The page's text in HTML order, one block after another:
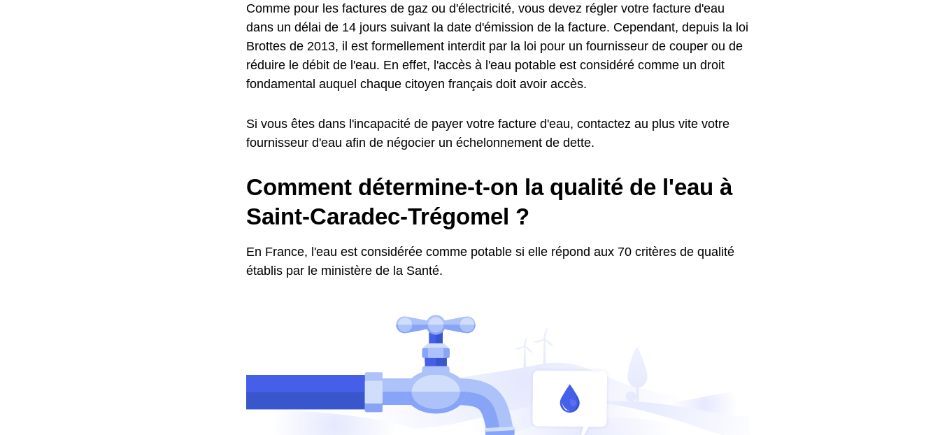
Comme pour les factures de gaz ou d'électricité, vous devez régler votre facture d'eau
dans un délai de 14 jours suivant la date d'émission de la facture. Cependant, depuis la loi
Brottes de 2013, il est formellement interdit par la loi pour un fournisseur de couper ou de
réduire le débit de l'eau. En effet, l'accès à l'eau potable est considéré comme un droit
fondamental auquel chaque citoyen français doit avoir accès.
Si vous êtes dans l'incapacité de payer votre facture d'eau, contactez au plus vite votre
fournisseur d'eau afin de négocier un échelonnement de dette.
Comment détermine-t-on la qualité de l'eau à
Saint-Caradec-Trégomel ?
En France, l'eau est considérée comme potable si elle répond aux 70 critères de qualité
établis par le ministère de la Santé.